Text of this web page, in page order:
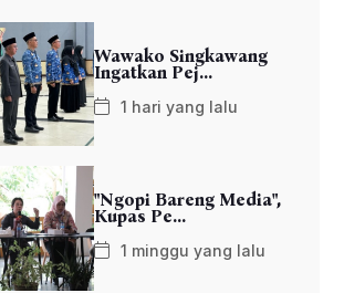
Wawako Singkawang
Ingatkan Pej...
1 hari yang lalu
"Ngopi Bareng Media",
Kupas Pe...
1 minggu yang lalu